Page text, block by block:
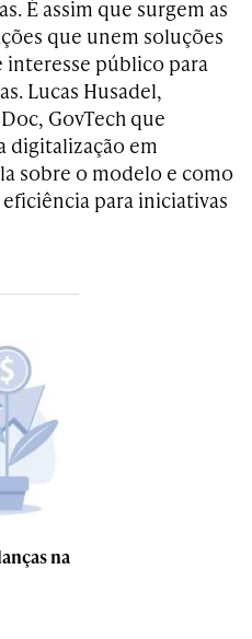
É assim que surgem as
que unem soluções
interesse público para
Lucas Husadel,
GovTech que
digitalização em
sobre o modelo e como
para iniciativas
na